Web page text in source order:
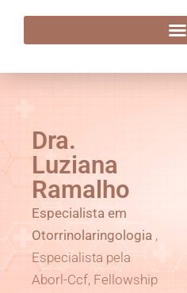
Dra. Luziana Ramalho
Dra.
Luziana
Ramalho
Especialista em
Otorrinolaringologia ,
Especialista pela
Aborl-Ccf, Fellowship